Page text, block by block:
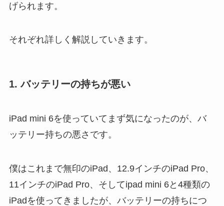
げられます。
それぞれ詳しく解説していきます。
1. バッテリーの持ちが悪い
iPad mini 6を使っていてまず気になったのが、バ
ッテリー持ちの悪さです。
僕はこれまで無印のiPad、12.9インチのiPad Pro、
11インチのiPad Pro、そしてipad mini 6と4種類の
iPadを使ってきましたが、バッテリーの持ちにつ